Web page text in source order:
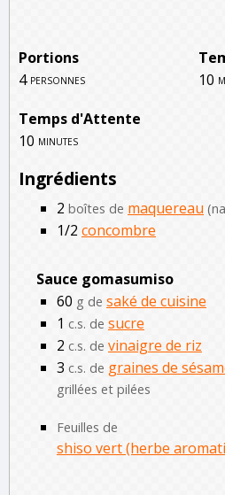
Portions
4 personnes 10
Temps d'Attente
10 minutes
Ingrédients
2 boîtes de maquereau
1/2concombre
Sauce gomasumiso
60 g de saké de cuisine
1 c.s. de sucre
2 c.s. de vinaigre de riz
3 c.s. de graines de
grillées et pilées
Feuilles de
shiso vert (herbe